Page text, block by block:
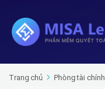
Trang chủ Phòng tài chính